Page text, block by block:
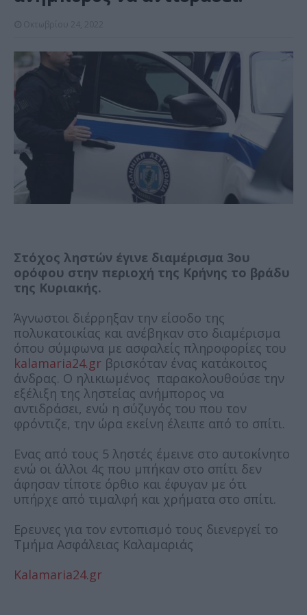
Στόχος ληστών έγινε διαμέρισμα 3ου
ορόφου στην περιοχή της Κρήνης το βράδυ
της Κυριακής.
Άγνωστοι διέρρηξαν την είσοδο της
πολυκατοικίας και ανέβηκαν στο διαμέρισμα
όπου σύμφωνα με ασφαλείς πληροφορίες του
kalamaria24.gr βρισκόταν ένας κατάκοιτος
άνδρας. Ο ηλικιωμένος παρακολουθούσε την
εξέλιξη της ληστείας ανήμπορος να
αντιδράσει, ενώ η σύζυγός του που τον
φρόντιζε, την ώρα εκείνη έλειπε από το σπίτι.
Ενας από τους 5 ληστές έμεινε στο αυτοκίνητο
ενώ οι άλλοι 4ς που μπήκαν στο σπίτι δεν
άφησαν τίποτε όρθιο και έφυγαν με ότι
υπήρχε από τιμαλφή και χρήματα στο σπίτι.
Ερευνες για τον εντοπισμό τους διενεργεί το
Τμήμα Ασφάλειας Καλαμαριάς
Kalamaria24.gr